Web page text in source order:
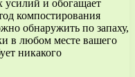
усилий и обогащает
компостирования
обнаружить по запаху,
в любом месте вашего
никакого